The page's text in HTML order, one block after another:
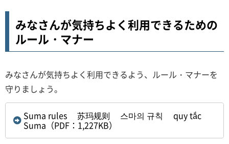
みなさんが気持ちよく利用できるための
ルール・マナー
みなさんが気持ちよく利用できるよう、ルール・マナーを
守りましょう。
Suma rules 苏玛规则 스마의 규칙 quy tắc
Suma（PDF：1,227KB）